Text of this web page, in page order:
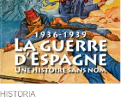
HISTORIA